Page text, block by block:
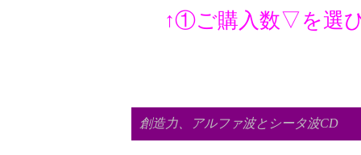
↑①ご購入数▽を選
創造力、アルファ波とシータ波CD